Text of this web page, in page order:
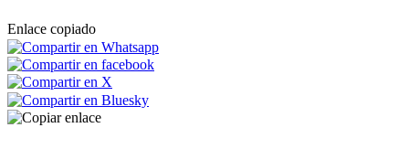
Enlace copiado